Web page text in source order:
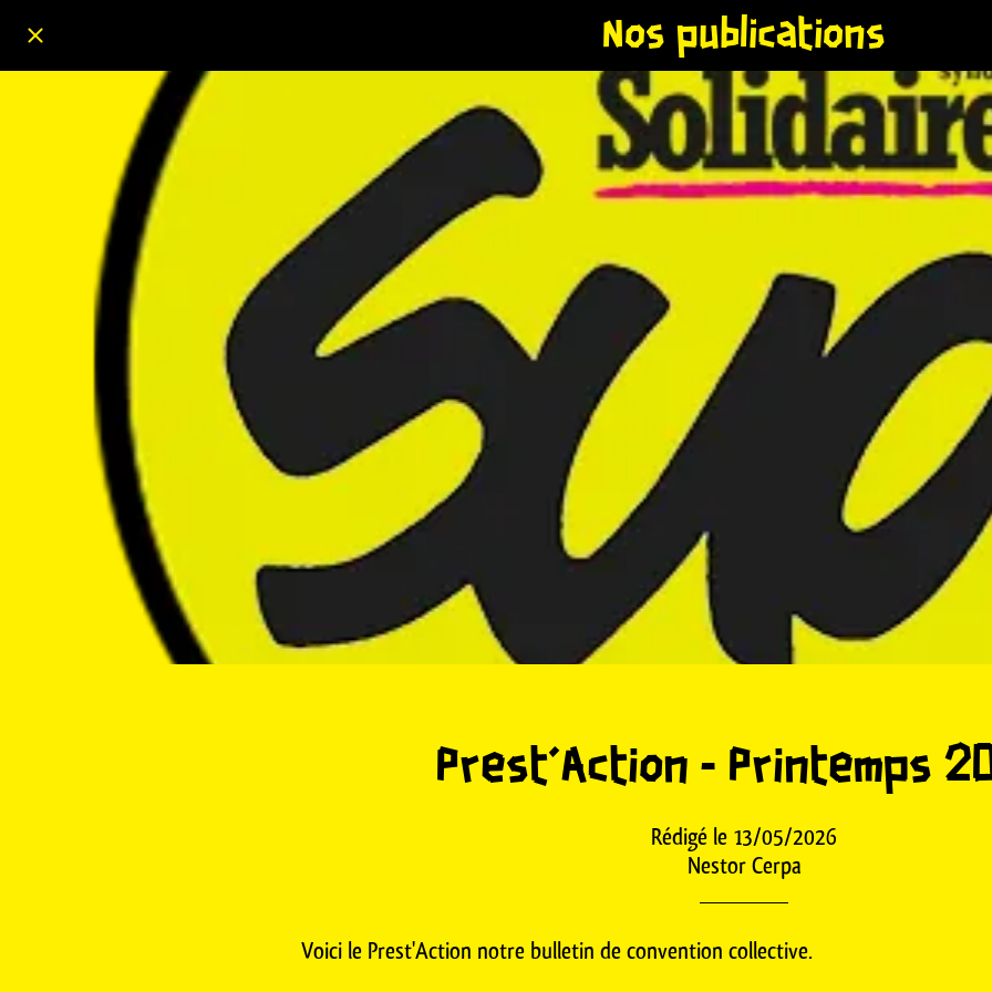
Nos publications
Prest'Action - Printemps
Rédigé le 13/05/2026
Nestor Cerpa
Voici le Prest'Action notre bulletin de convention collective.